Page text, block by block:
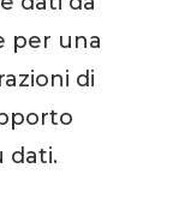
per una
di
dati.